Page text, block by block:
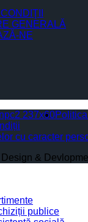
GENERALĂ
NE
cu caracter
&
publice